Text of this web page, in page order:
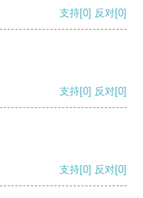
支持[0] 反对[0]
支持[0] 反对[0]
支持[0] 反对[0]